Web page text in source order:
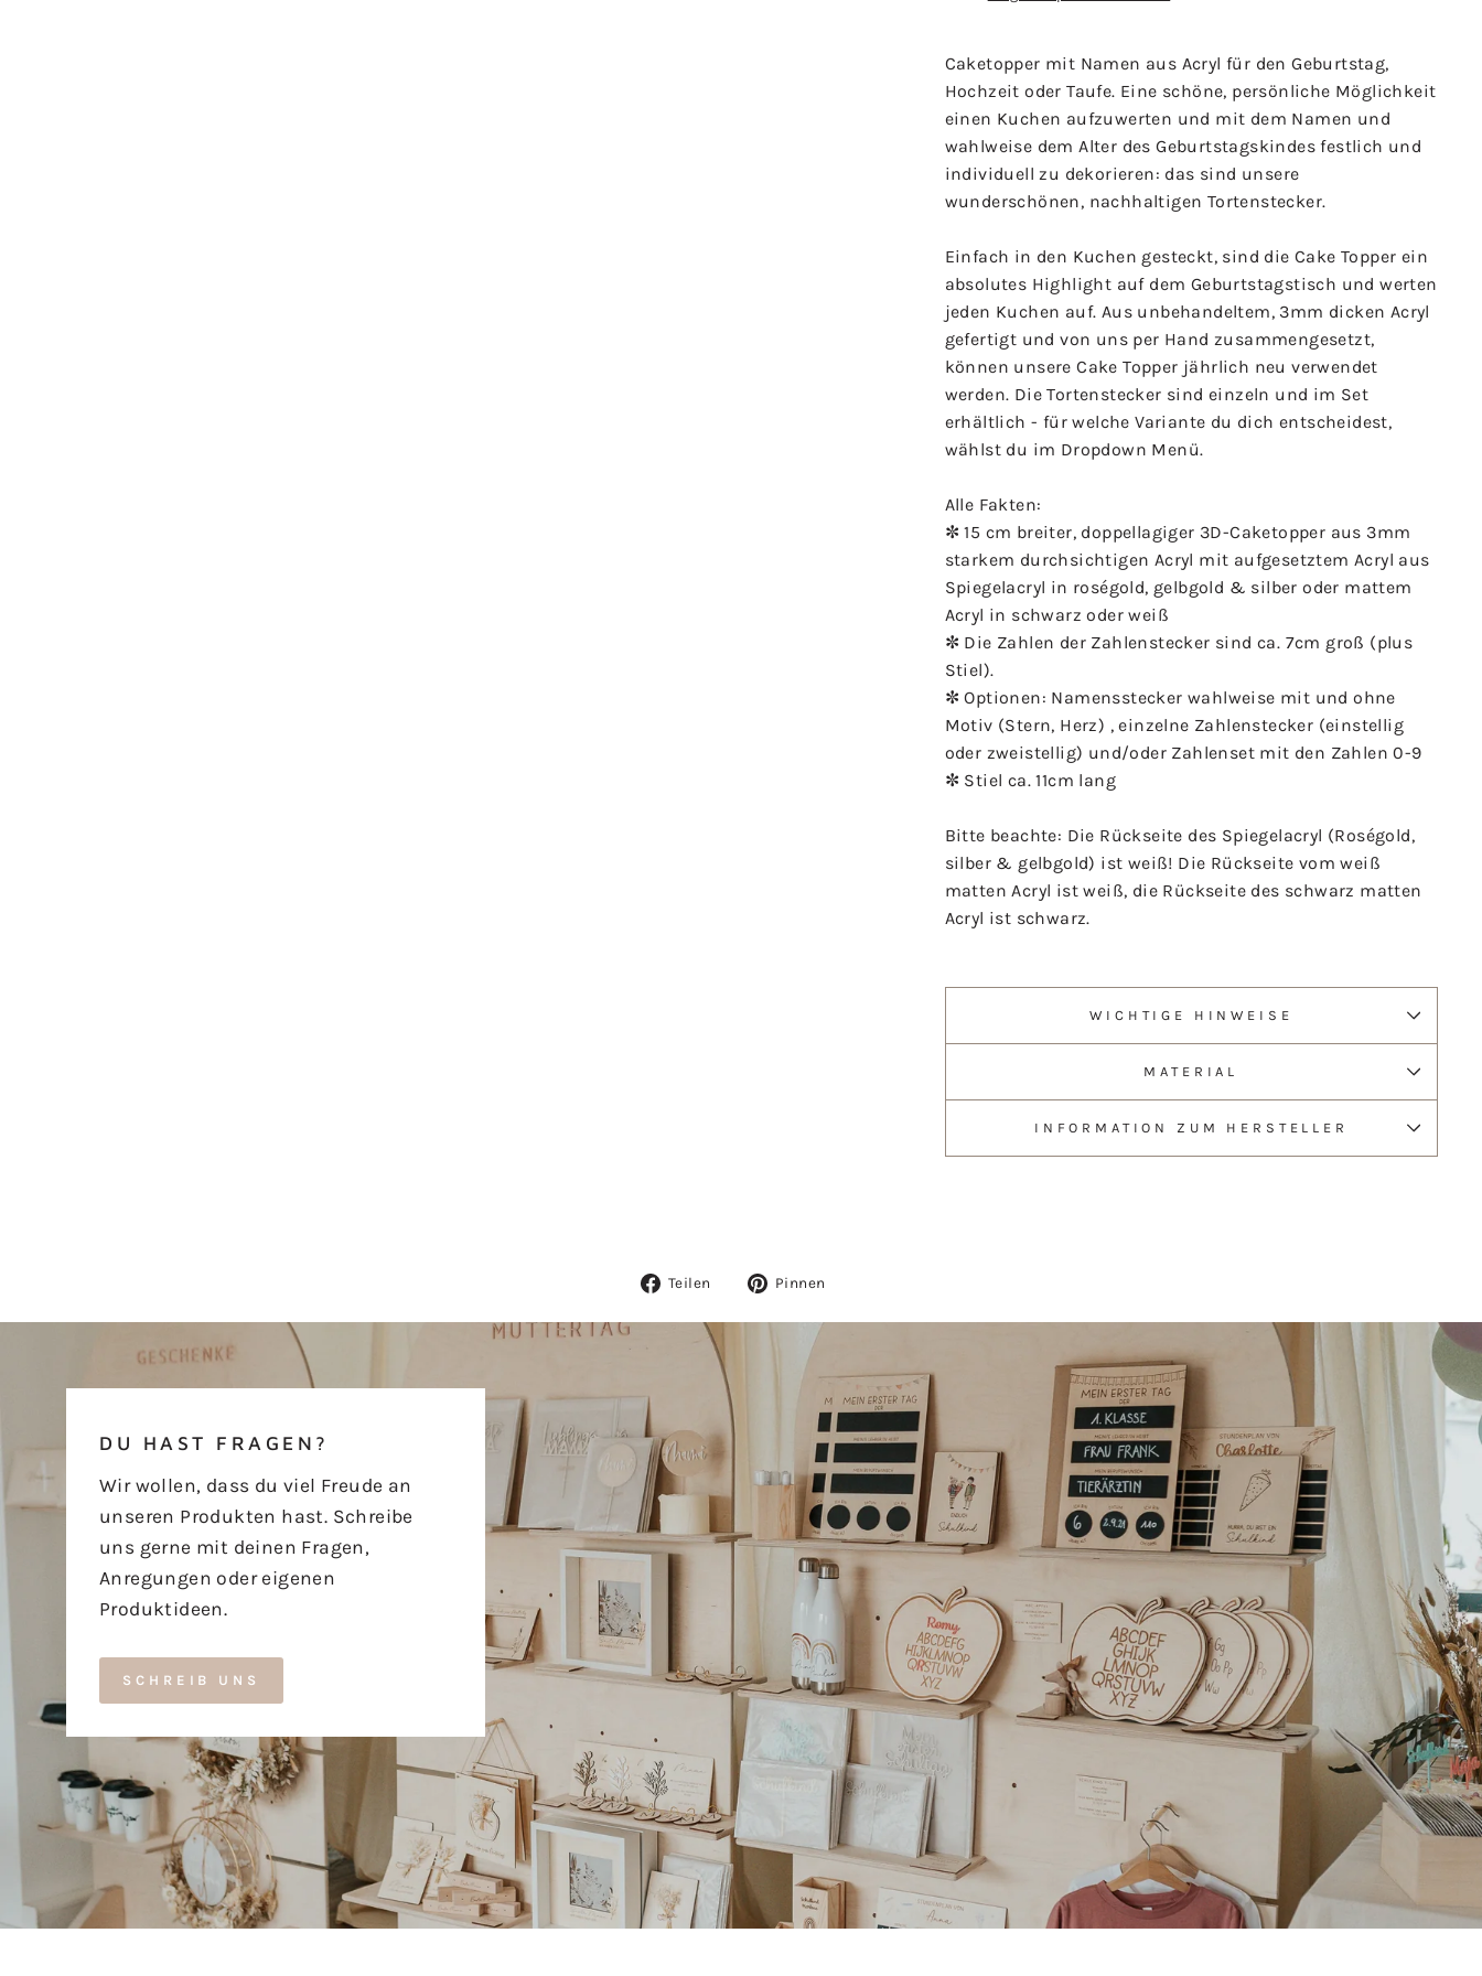
Caketopper mit Namen aus Acryl für den Geburtstag,
Hochzeit oder Taufe. Eine schöne, persönliche Möglichkeit
einen Kuchen aufzuwerten und mit dem Namen und
wahlweise dem Alter des Geburtstagskindes festlich und
individuell zu dekorieren: das sind unsere
wunderschönen, nachhaltigen Tortenstecker.
Einfach in den Kuchen gesteckt, sind die Cake Topper ein
absolutes Highlight auf dem Geburtstagstisch und werten
jeden Kuchen auf. Aus unbehandeltem, 3mm dicken Acryl
gefertigt und von uns per Hand zusammengesetzt,
können unsere Cake Topper jährlich neu verwendet
werden. Die Tortenstecker sind einzeln und im Set
erhältlich - für welche Variante du dich entscheidest,
wählst du im Dropdown Menü.
Alle Fakten:
✼ 15 cm breiter, doppellagiger 3D-Caketopper aus 3mm
starkem durchsichtigen Acryl mit aufgesetztem Acryl aus
Spiegelacryl in roségold, gelbgold & silber oder mattem
Acryl in schwarz oder weiß
✼ Die Zahlen der Zahlenstecker sind ca. 7cm groß (plus
Stiel).
✼ Optionen: Namensstecker wahlweise mit und ohne
Motiv (Stern, Herz) , einzelne Zahlenstecker (einstellig
oder zweistellig) und/oder Zahlenset mit den Zahlen 0-9
✼ Stiel ca. 11cm lang
Bitte beachte: Die Rückseite des Spiegelacryl (Roségold,
silber & gelbgold) ist weiß! Die Rückseite vom weiß
matten Acryl ist weiß, die Rückseite des schwarz matten
Acryl ist schwarz.
WICHTIGE HINWEISE
MATERIAL
INFORMATION ZUM HERSTELLER
Teilen
Auf
Pinnen
DU HAST FRAGEN?
Wir wollen, dass du viel Freude an
unseren Produkten hast. Schreibe
uns gerne mit deinen Fragen,
Anregungen oder eigenen
Produktideen.
SCHREIB UNS